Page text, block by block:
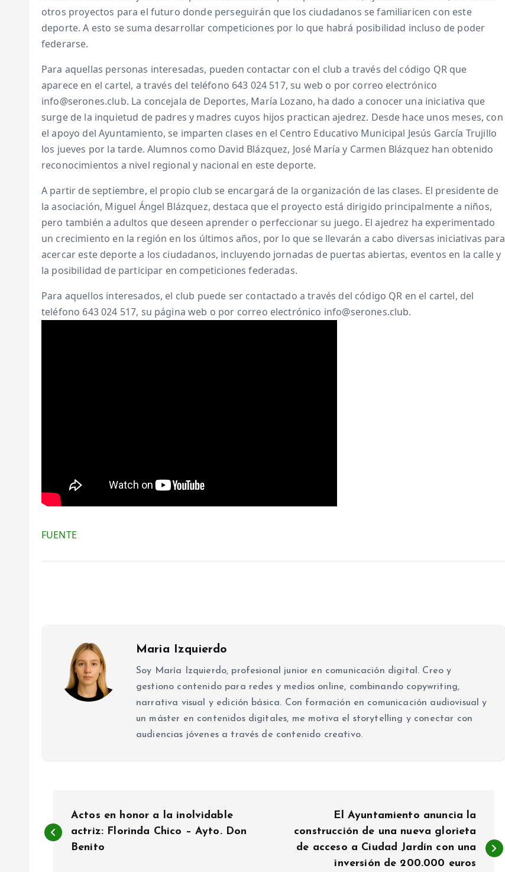
otros proyectos para el futuro donde perseguirán que los ciudadanos se familiaricen con este
deporte. A esto se suma desarrollar competiciones por lo que habrá posibilidad incluso de poder
federarse.
Para aquellas personas interesadas, pueden contactar con el club a través del código QR que
aparece en el cartel, a través del teléfono 643 024 517, su web o por correo electrónico
info@serones.club. La concejala de Deportes, María Lozano, ha dado a conocer una iniciativa que
surge de la inquietud de padres y madres cuyos hijos practican ajedrez. Desde hace unos meses, con
el apoyo del Ayuntamiento, se imparten clases en el Centro Educativo Municipal Jesús García Trujillo
los jueves por la tarde. Alumnos como David Blázquez, José María y Carmen Blázquez han obtenido
reconocimientos a nivel regional y nacional en este deporte.
A partir de septiembre, el propio club se encargará de la organización de las clases. El presidente de
la asociación, Miguel Ángel Blázquez, destaca que el proyecto está dirigido principalmente a niños,
pero también a adultos que deseen aprender o perfeccionar su juego. El ajedrez ha experimentado
un crecimiento en la región en los últimos años, por lo que se llevarán a cabo diversas iniciativas para
acercar este deporte a los ciudadanos, incluyendo jornadas de puertas abiertas, eventos en la calle y
la posibilidad de participar en competiciones federadas.
Para aquellos interesados, el club puede ser contactado a través del código QR en el cartel, del
teléfono 643 024 517, su página web o por correo electrónico info@serones.club.
FUENTE
Maria Izquierdo
Soy María Izquierdo, profesional junior en comunicación digital. Creo y
gestiono contenido para redes y medios online, combinando copywriting,
narrativa visual y edición básica. Con formación en comunicación audiovisual y
un máster en contenidos digitales, me motiva el storytelling y conectar con
audiencias jóvenes a través de contenido creativo.
a
Actos en honor a la inolvidable
actriz: Florinda Chico – Ayto. Don
Benito
El Ayuntamiento anuncia la
construcción de una nueva glorieta
de acceso a Ciudad Jardín con una
inversión de 200.000 euros